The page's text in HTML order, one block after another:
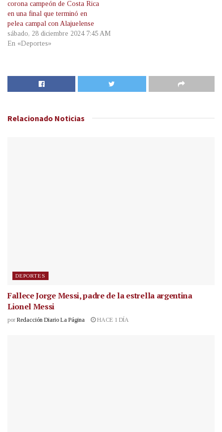
corona campeón de Costa Rica
en una final que terminó en
pelea campal con Alajuelense
sábado, 28 diciembre 2024 7:45 AM
En «Deportes»
Relacionado Noticias
DEPORTES
Fallece Jorge Messi, padre de la estrella argentina
Lionel Messi
por Redacción Diario La Página HACE 1 DÍA